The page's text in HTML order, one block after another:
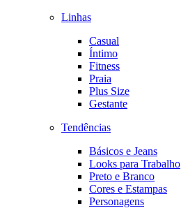
Linhas
Casual
Íntimo
Fitness
Praia
Plus Size
Gestante
Tendências
Básicos e Jeans
Looks para Trabalho
Preto e Branco
Cores e Estampas
Personagens